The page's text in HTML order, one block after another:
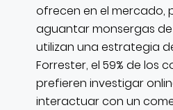
ofrecen en el mercado,
aguantar monsergas
utilizan una estrategia
Forrester, el 59% de los
prefieren investigar
interactuar con un